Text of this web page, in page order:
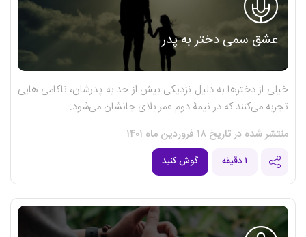
عشق سمی دختر به پدر
خیلی از دخترها به دلیل نزدیکی بیش از حد به پدرشان، ناکامی هایی
تجربه می‌کنند که در نیمۀ دوم عمر بلای جانشان می‌شود.
منتشر شده در تاریخ ۱۸ فروردین ماه ۱۴۰۱
۱ دقیقه گوش کنید